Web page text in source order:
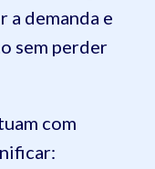
a demanda e
sem perder
com